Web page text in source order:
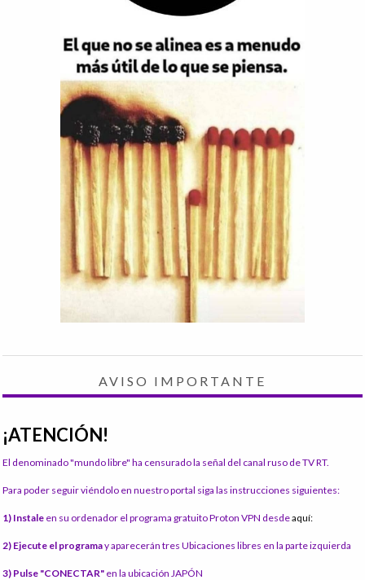
AVISO IMPORTANTE
¡ATENCIÓN!
El denominado "mundo libre" ha censurado la señal del canal ruso de TV RT.
Para poder seguir viéndolo en nuestro portal siga las instrucciones siguientes:
1) Instale en su ordenador el programa gratuito Proton VPN desdeaquí:
2) Ejecute el programay aparecerán tres Ubicaciones libres en la parte izquierda
3) Pulse "CONECTAR" en la ubicación JAPÓN